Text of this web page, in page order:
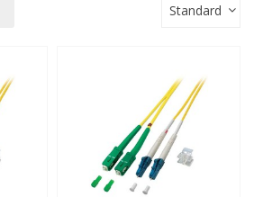
Standard